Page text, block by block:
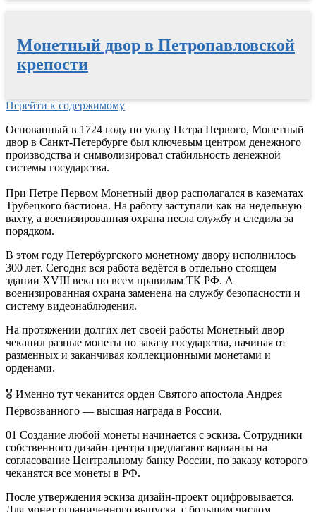
Монетный двор в Петропавловской
крепости
Перейти к содержимому
Основанный в 1724 году по указу Петра Первого, Монетный
двор в Санкт-Петербурге был ключевым центром денежного
производства и символизировал стабильность денежной
системы государства.
При Петре Первом Монетный двор располагался в казематах
Трубецкого бастиона. На работу заступали как на недельную
вахту, а военизированная охрана несла службу и следила за
порядком.
В этом году Петербургского монетному двору исполнилось
300 лет. Сегодня вся работа ведётся в отдельно стоящем
здании XVIII века по всем правилам ТК РФ. А
военизированная охрана заменена на службу безопасности и
систему видеонаблюдения.
На протяжении долгих лет своей работы Монетный двор
чеканил разные монеты по заказу государства, начиная от
разменных и заканчивая коллекционными монетами и
орденами.
🎖 Именно тут чеканится орден Святого апостола Андрея
Первозванного — высшая награда в России.
01 Создание любой монеты начинается с эскиза. Сотрудники
собственного дизайн-центра предлагают варианты на
согласование Центральному банку России, по заказу которого
чеканятся все монеты в РФ.
После утверждения эскиза дизайн-проект оцифровывается.
Для монет ограниченного выпуска, с большим числом